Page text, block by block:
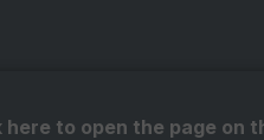
here to open the page on